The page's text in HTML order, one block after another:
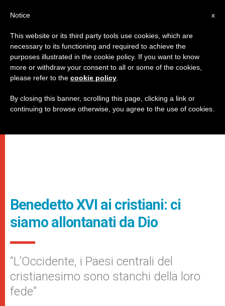
Benedetto XVI ai cristiani: ci
siamo allontanati da Dio
“L’Occidente, i Paesi centrali del
cristianesimo sono stanchi della loro
fede”
x
Notice
This website or its third party tools use cookies, which are
necessary to its functioning and required to achieve the
purposes illustrated in the cookie policy. If you want to know
more or withdraw your consent to all or some of the cookies,
please refer to the cookie policy
By closing this banner, scrolling this page, clicking a link or
continuing to browse otherwise, you agree to the use of cookies.